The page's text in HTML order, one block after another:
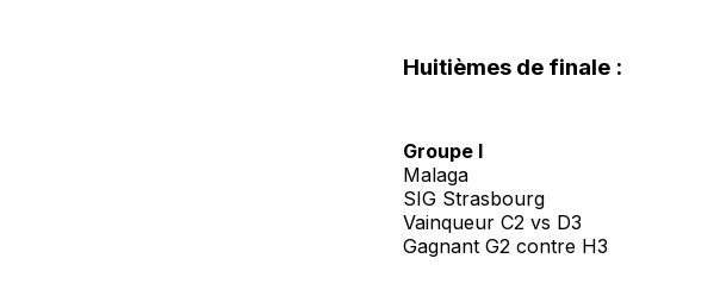
Huitièmes de finale :
Groupe I
Malaga
SIG Strasbourg
Vainqueur C2 vs D3
Gagnant G2 contre H3